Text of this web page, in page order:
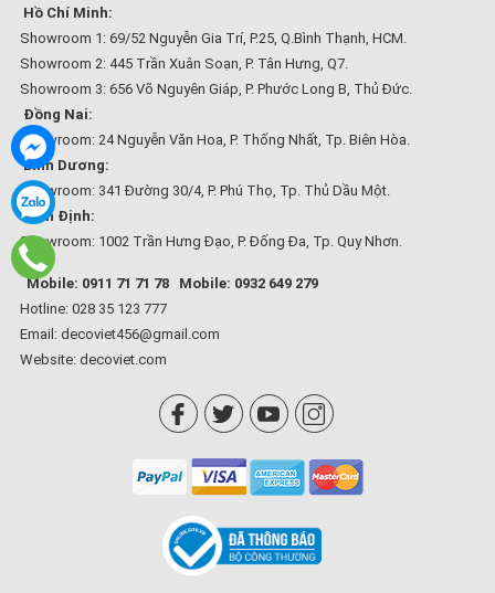
Hồ Chí Minh:
Showroom 1: 69/52 Nguyễn Gia Trí, P.25, Q.Bình Thạnh, HCM.
Showroom 2: 445 Trần Xuân Soạn, P. Tân Hưng, Q7.
Showroom 3: 656 Võ Nguyên Giáp, P. Phước Long B, Thủ Đức.
Đồng Nai:
Showroom: 24 Nguyễn Văn Hoa, P. Thống Nhất, Tp. Biên Hòa.
Bình Dương:
Showroom: 341 Đường 30/4, P. Phú Thọ, Tp. Thủ Dầu Một.
Bình Định:
Showroom: 1002 Trần Hưng Đạo, P. Đống Đa, Tp. Quy Nhơn.
Mobile: 0911 71 71 78
Mobile: 0932 649 279
Hotline: 028 35 123 777
Email: decoviet456@gmail.com
Website: decoviet.com